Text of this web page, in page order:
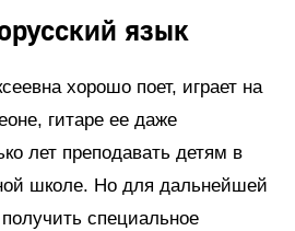
язык
хорошо поет, играет на
гитаре ее даже
лет преподавать детям в
школе. Но для дальнейшей
специальное